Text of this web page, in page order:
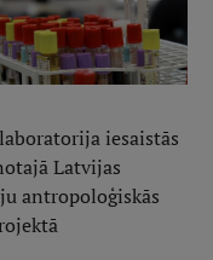
iesaistās
Latvijas
antropoloģiskās